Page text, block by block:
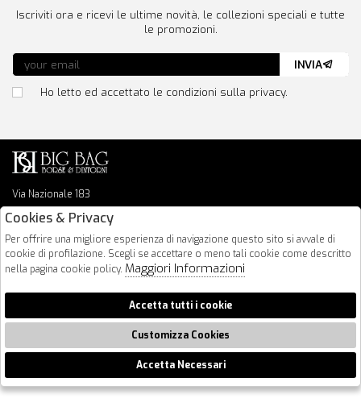
Via Nazionale 183
64026 Roseto Degli Abruzzi
info@bigbagshoponline.it
follow us
Iscriviti ora e ricevi le ultime novità, le collezioni speciali e tutte
le promozioni.
Ho letto ed accettato le condizioni sulla privacy.
INVIA
2026 BigBag - P.iva : 00916940679 Powered by
🍪
Cookies & Privacy
Per offrire una migliore esperienza di navigazione questo sito si avvale di
cookie di profilazione. Scegli se accettare o meno tali cookie come descritto
nella pagina cookie policy. Maggiori Informazioni
Accetta tutti i cookie
Customizza Cookies
Accetta Necessari